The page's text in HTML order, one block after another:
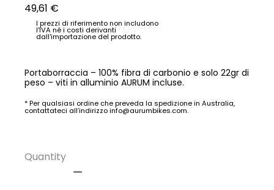
49,61 €
I prezzi di riferimento non includono
l'IVA né i costi derivanti
dall'importazione del prodotto.
Portaborraccia – 100% fibra di carbonio e solo 22gr di
peso – viti in alluminio AURUM incluse.
* Per qualsiasi ordine che preveda la spedizione in Australia,
contattateci all’indirizzo info@aurumbikes.com.
Quantity